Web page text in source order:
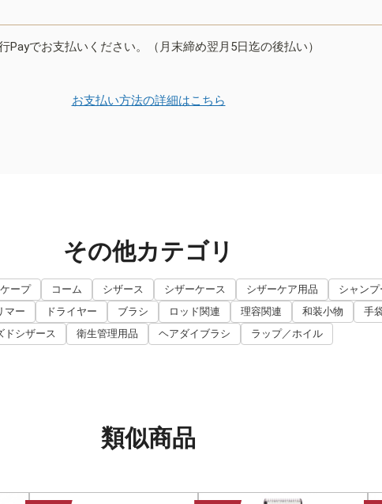
でお支払いください。（月末締め翌月5日迄の後払い）
お支払い方法の詳細はこちら
その他カテゴリ
ープ コーム シザース シザーケース シザーケア用品 シャンプ
マー ドライヤー ブラシ ロッド関連 理容関連 和装小物 手
ドシザース
衛生管理用品 ヘアダイブラシ ラップ／ホイル
類似商品